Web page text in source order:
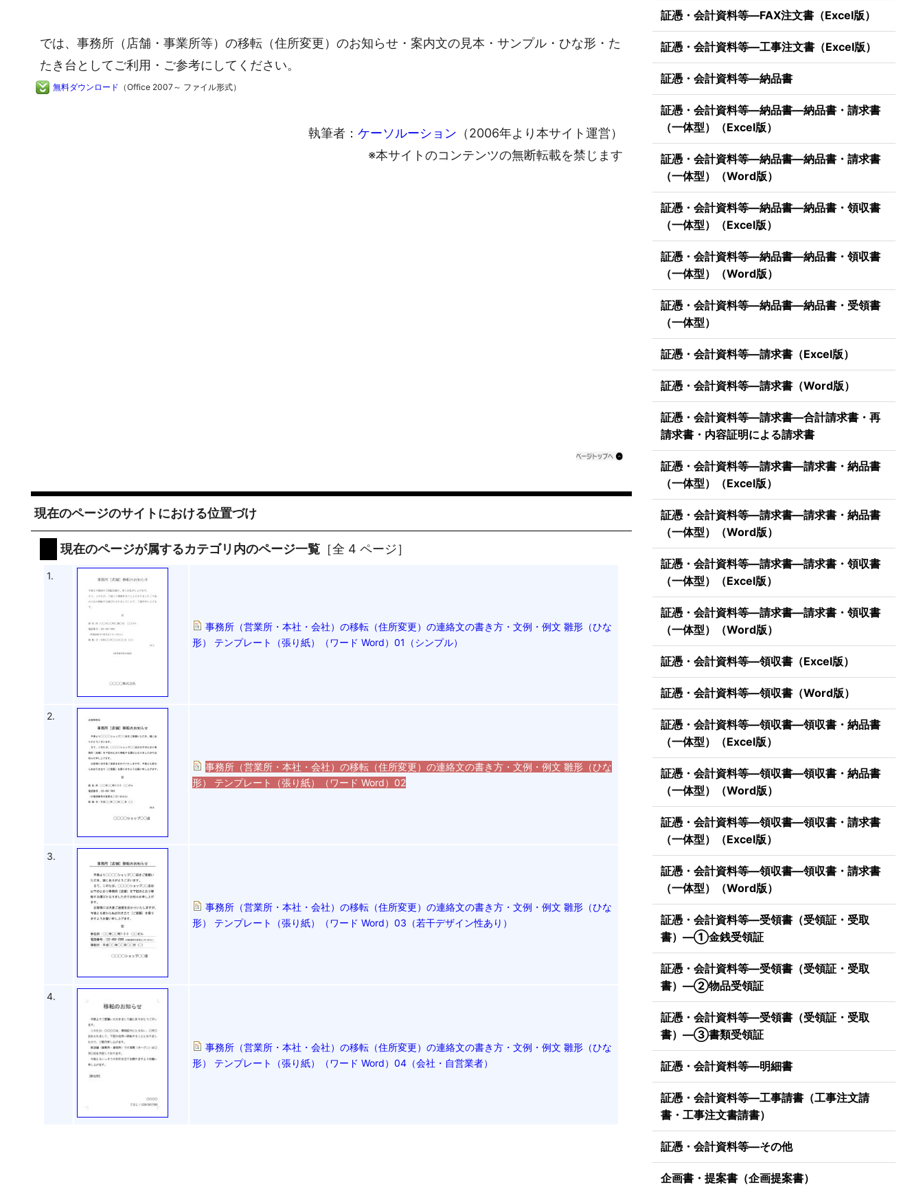
では、事務所（店舗・事業所等）の移転（住所変更）のお知らせ・案内文の見本・サンプル・ひな形・た
たき台としてご利用・ご参考にしてください。
無料ダウンロード （Office 2007～ ファイル形式）
執筆者： ケーソルーション （2006年より本サイト運営）
※本サイトのコンテンツの無断転載を禁じます
現在のページのサイトにおける位置づけ
現在のページが属するカテゴリ内のページ一覧 ［全 4 ページ］
1.
事務所（営業所・本社・会社）の移転（住所変更）の連絡文の書き方・文例・例文 雛形（ひな
形） テンプレート（張り紙）（ワード Word）01（シンプル）
2.
事務所（営業所・本社・会社）の移転（住所変更）の連絡文の書き方・文例・例文 雛形（ひな
形） テンプレート（張り紙）（ワード Word）02
3.
事務所（営業所・本社・会社）の移転（住所変更）の連絡文の書き方・文例・例文 雛形（ひな
形） テンプレート（張り紙）（ワード Word）03（若干デザイン性あり）
4.
事務所（営業所・本社・会社）の移転（住所変更）の連絡文の書き方・文例・例文 雛形（ひな
形） テンプレート（張り紙）（ワード Word）04（会社・自営業者）
証憑・会計資料等―FAX注文書（Excel版）
証憑・会計資料等―工事注文書（Excel版）
証憑・会計資料等―納品書
証憑・会計資料等―納品書―納品書・請求書
（一体型）（Excel版）
証憑・会計資料等―納品書―納品書・請求書
（一体型）（Word版）
証憑・会計資料等―納品書―納品書・領収書
（一体型）（Excel版）
証憑・会計資料等―納品書―納品書・領収書
（一体型）（Word版）
証憑・会計資料等―納品書―納品書・受領書
（一体型）
証憑・会計資料等―請求書（Excel版）
証憑・会計資料等―請求書（Word版）
証憑・会計資料等―請求書―合計請求書・再
請求書・内容証明による請求書
証憑・会計資料等―請求書―請求書・納品書
（一体型）（Excel版）
証憑・会計資料等―請求書―請求書・納品書
（一体型）（Word版）
証憑・会計資料等―請求書―請求書・領収書
（一体型）（Excel版）
証憑・会計資料等―請求書―請求書・領収書
（一体型）（Word版）
証憑・会計資料等―領収書（Excel版）
証憑・会計資料等―領収書（Word版）
証憑・会計資料等―領収書―領収書・納品書
（一体型）（Excel版）
証憑・会計資料等―領収書―領収書・納品書
（一体型）（Word版）
証憑・会計資料等―領収書―領収書・請求書
（一体型）（Excel版）
証憑・会計資料等―領収書―領収書・請求書
（一体型）（Word版）
証憑・会計資料等―受領書（受領証・受取
書）―①金銭受領証
証憑・会計資料等―受領書（受領証・受取
書）―②物品受領証
証憑・会計資料等―受領書（受領証・受取
書）―③書類受領証
証憑・会計資料等―明細書
証憑・会計資料等―工事請書（工事注文請
書・工事注文書請書）
証憑・会計資料等―その他
企画書・提案書（企画提案書）